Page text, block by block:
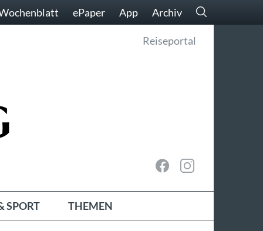
ePaper App Archiv
Reiseportal
SPORT THEMEN